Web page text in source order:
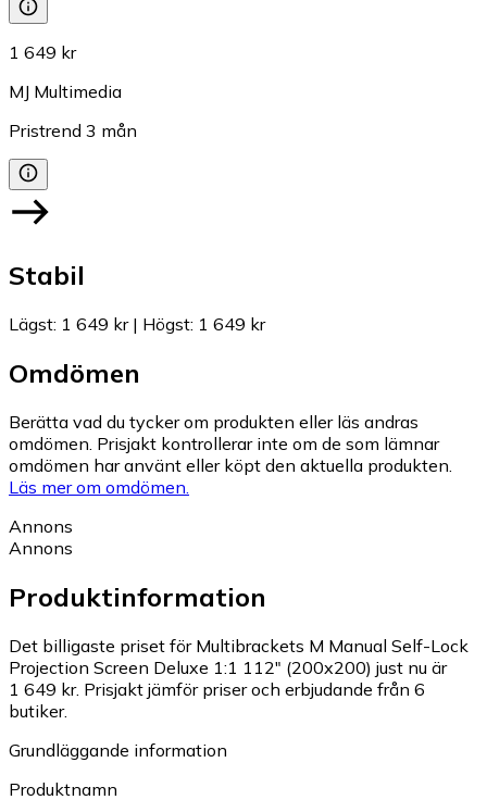
1 649 kr
MJ Multimedia
Pristrend 3 mån
Stabil
Lägst: 1 649 kr| Högst: 1 649 kr
Omdömen
Berätta vad du tycker om produkten eller läs andras
omdömen. Prisjakt kontrollerar inte om de som lämnar
omdömen har använt eller köpt den aktuella produkten.
Läs mer om omdömen.
Annons
Annons
Produktinformation
Det billigaste priset för Multibrackets M Manual Self-Lock
Projection Screen Deluxe 1:1 112" (200x200) just nu är
1 649 kr. Prisjakt jämför priser och erbjudande från 6
butiker.
Grundläggande information
Produktnamn